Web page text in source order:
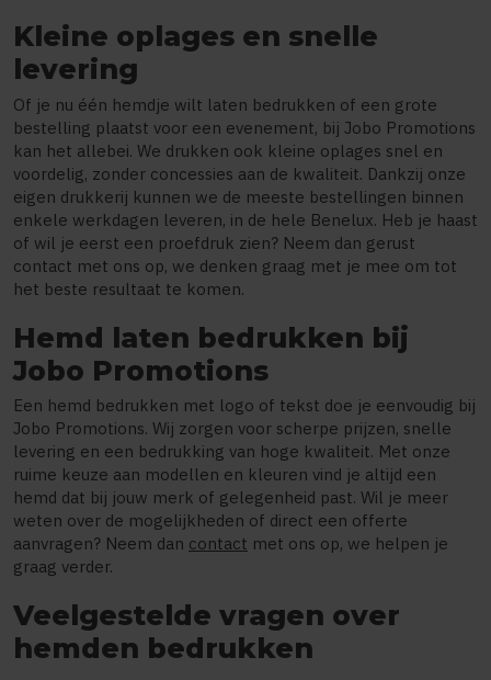
Kleine oplages en snelle
levering
Of je nu één hemdje wilt laten bedrukken of een grote
bestelling plaatst voor een evenement, bij Jobo Promotions
kan het allebei. We drukken ook kleine oplages snel en
voordelig, zonder concessies aan de kwaliteit. Dankzij onze
eigen drukkerij kunnen we de meeste bestellingen binnen
enkele werkdagen leveren, in de hele Benelux. Heb je haast
of wil je eerst een proefdruk zien? Neem dan gerust
contact met ons op, we denken graag met je mee om tot
het beste resultaat te komen.
Hemd laten bedrukken bij
Jobo Promotions
Een hemd bedrukken met logo of tekst doe je eenvoudig bij
Jobo Promotions. Wij zorgen voor scherpe prijzen, snelle
levering en een bedrukking van hoge kwaliteit. Met onze
ruime keuze aan modellen en kleuren vind je altijd een
hemd dat bij jouw merk of gelegenheid past. Wil je meer
weten over de mogelijkheden of direct een offerte
aanvragen? Neem dan contact met ons op, we helpen je
graag verder.
Veelgestelde vragen over
hemden bedrukken